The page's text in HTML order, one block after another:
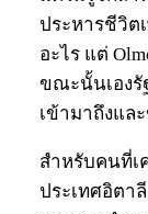
ประหารชีวิต
อะไร แต่
ขณะนั้นเองรั
เข้ามาถึงแล
สำหรับคนที่เ
ประเทศอิตา